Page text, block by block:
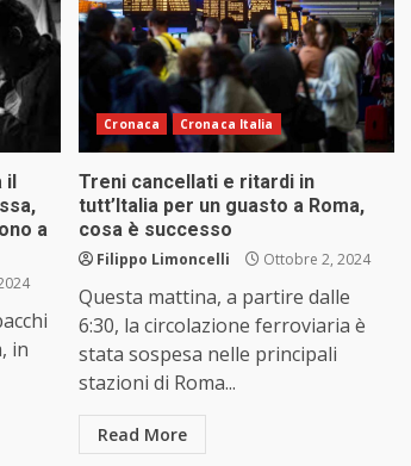
il
a
in
Cronaca Cronaca Italia
Treni cancellati e ritardi in
tutt’Italia per un guasto a Roma,
cosa è successo
Filippo Limoncelli Ottobre 2, 2024
Questa mattina, a partire dalle
6:30, la circolazione ferroviaria è
stata sospesa nelle principali
stazioni di Roma...
Read More